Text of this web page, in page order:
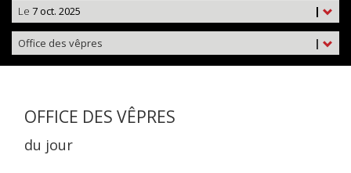
|
Le 7 oct. 2025
|
Office des vêpres
OFFICE DES VÊPRES
du jour